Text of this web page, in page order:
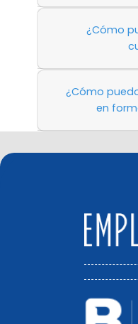
¿Cómo
¿Cómo
en